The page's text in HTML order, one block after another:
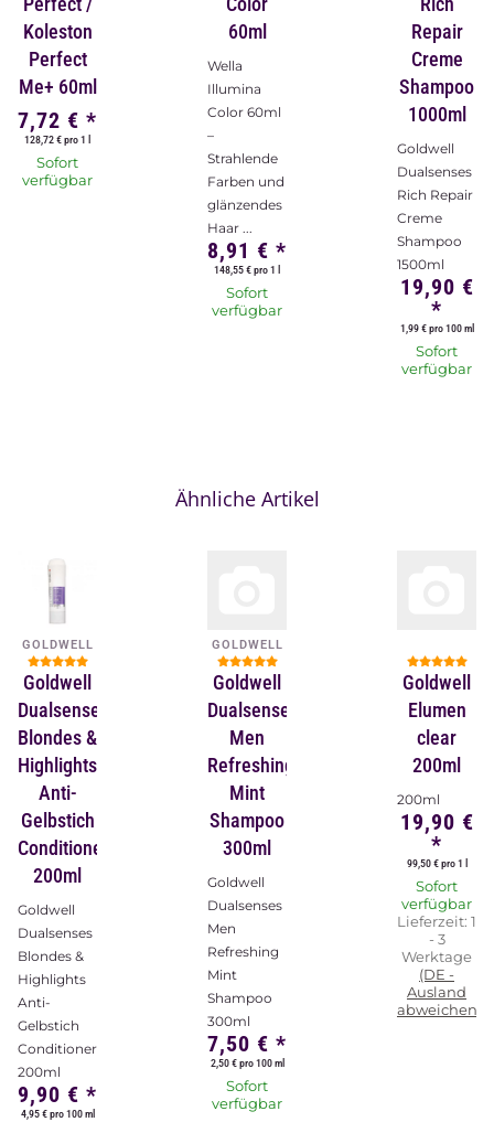
Koleston
Perfect
Me+ 60ml
7,72 € *
128,72 € pro 1 l
Sofort
verfügbar
60ml
Wella
Illumina
Color 60ml
–
Strahlende
Farben und
glänzendes
Haar ...
8,91 € *
148,55 € pro 1 l
Sofort
verfügbar
Repair
Creme
Shampoo
1000ml
Goldwell
Dualsenses
Rich Repair
Creme
Shampoo
1500ml
19,90 €
*
1,99 € pro 100 ml
Sofort
verfügbar
Ähnliche Artikel
GOLDWELL
Goldwell
Dualsenses
Blondes &
Highlights
Anti-
Gelbstich
Conditioner
200ml
Goldwell
Dualsenses
Blondes &
Highlights
Anti-
Gelbstich
Conditioner
200ml
9,90 € *
4,95 € pro 100 ml
GOLDWELL
Goldwell
Dualsenses
Men
Refreshing
Mint
Shampoo
300ml
Goldwell
Dualsenses
Men
Refreshing
Mint
Shampoo
300ml
7,50 € *
2,50 € pro 100 ml
Sofort
verfügbar
Goldwell
Elumen
clear
200ml
200ml
19,90 €
*
99,50 € pro 1 l
Sofort
verfügbar
Lieferzeit: 1
- 3
Werktage
(DE -
Ausland
abweichend)